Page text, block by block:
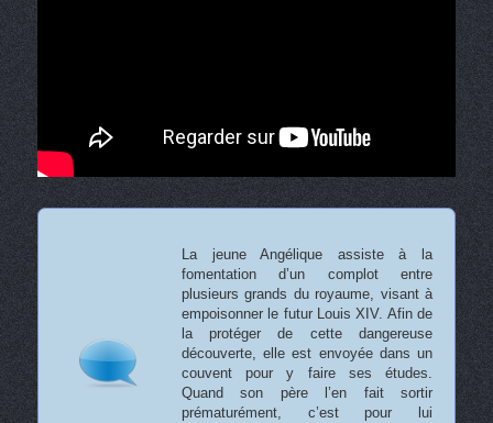
La jeune Angélique assiste à la
fomentation d’un complot entre
plusieurs grands du royaume, visant à
empoisonner le futur Louis XIV. Afin de
la protéger de cette dangereuse
découverte, elle est envoyée dans un
couvent pour y faire ses études.
Quand son père l’en fait sortir
prématurément, c’est pour lui